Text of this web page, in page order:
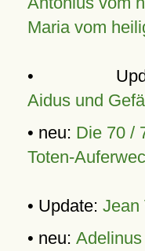
Maria vom
•
Aidus und
• neu: Die 70 /
Toten-
• Update: Jean
• neu: Adelinus